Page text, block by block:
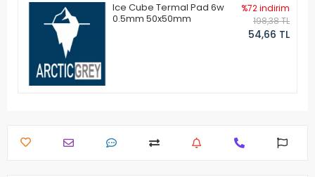
Ice Cube Termal Pad 6w
0.5mm 50x50mm
%72 indirim
198,38 TL
54,66 TL